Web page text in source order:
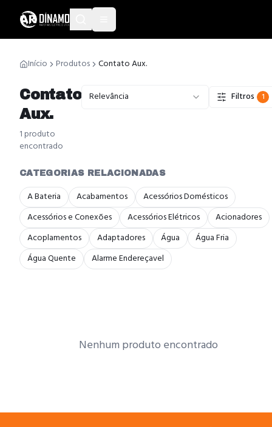
Início Produtos Contato Aux.
Contato
Aux.
1produto
encontrado
Relevância Filtros 1
CATEGORIAS RELACIONADAS
A Bateria Acabamentos
Acessórios Domésticos
Acessórios e Conexões
Acessórios Elétricos
Acionadores
Acoplamentos
Adaptadores Água
Água Fria
Água Quente
Alarme Endereçavel
Nenhum produto encontrado